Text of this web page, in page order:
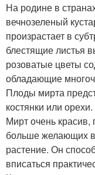
На родине в
вечнозеленый
произрастает в
блестящие листья
розоватые цветы
обладающие
Плоды мирта
костянки или орехи.
Мирт очень
больше желающих
растение. Он
вписаться